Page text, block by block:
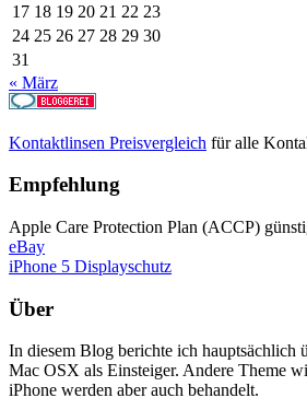
17 18 19 20 21 22 23
24 25 26 27 28 29 30
31
« März
Kontaktlinsen Preisvergleich für alle
Empfehlung
Apple Care Protection Plan (ACCP)
eBay
iPhone 5 Displayschutz
Über
In diesem Blog berichte ich hauptsächlich
Mac OSX als Einsteiger. Andere Theme
iPhone werden aber auch behandelt.